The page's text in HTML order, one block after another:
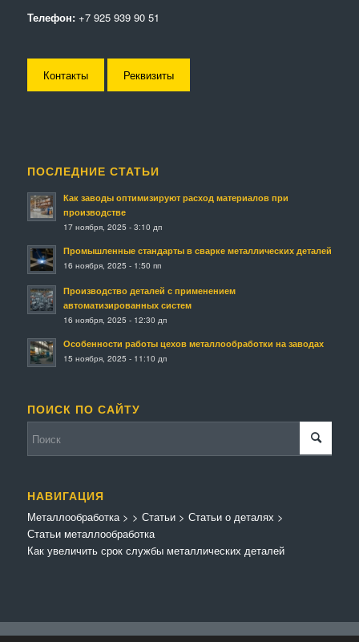
Телефон: +7 925 939 90 51
Контакты Реквизиты
ПОСЛЕДНИЕ СТАТЬИ
Как заводы оптимизируют расход материалов при
производстве
17 ноября, 2025 - 3:10 дп
Промышленные стандарты в сварке металлических деталей
16 ноября, 2025 - 1:50 пп
Производство деталей с применением
автоматизированных систем
16 ноября, 2025 - 12:30 дп
Особенности работы цехов металлообработки на заводах
15 ноября, 2025 - 11:10 дп
ПОИСК ПО САЙТУ
НАВИГАЦИЯ
Металлообработка>
Статьи металлообработка
> Статьи> Статьи о деталях >
Как увеличить срок службы металлических деталей